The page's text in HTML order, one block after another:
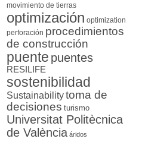
movimiento de tierras
optimización optimization
perforación procedimientos
de construcción
puente puentes
RESILIFE
sostenibilidad
Sustainabilitytoma de
decisiones turismo
Universitat Politècnica
de València áridos